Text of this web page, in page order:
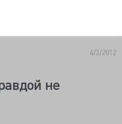
4/3/2012
не